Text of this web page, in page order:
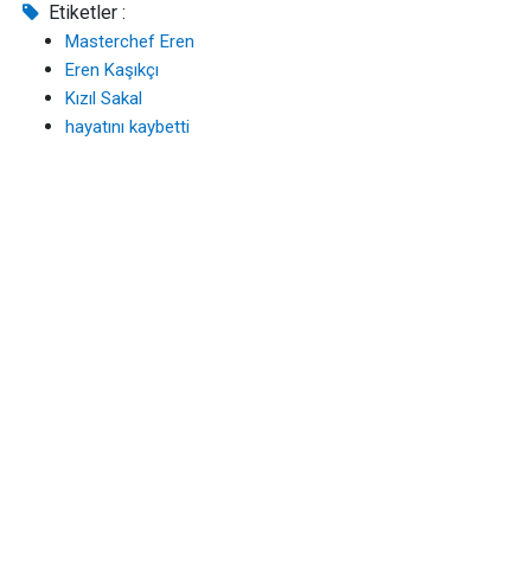
Etiketler :
Masterchef Eren
Eren Kaşıkçı
Kızıl Sakal
hayatını kaybetti